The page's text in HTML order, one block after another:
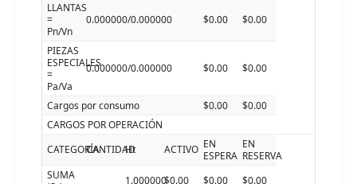
LLANTAS
=
Pn/Vn
0.000000/0.000000 $0.00 $0.00
PIEZAS
ESPECIALES
=
Pa/Va
0.000000/0.000000 $0.00 $0.00
Cargos por consumo $0.00
$0.00
CARGOS POR OPERACIÓN
CATEGORÍACANTIDAD
Ht ACTIVO EN
ESPERA
EN
RESERVA
SUMA
1.000000$0.00 $0.00 $0.00